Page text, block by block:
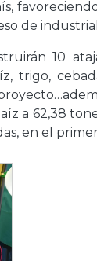
de
10
trigo,
a 62,38
en el